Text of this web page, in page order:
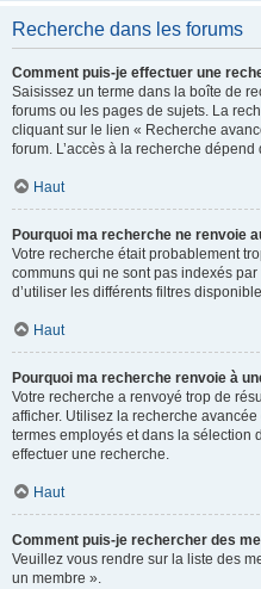
Recherche dans les forums
Comment puis-je effectuer une
Saisissez un terme dans la boîte de
forums ou les pages de sujets. La
cliquant sur le lien « Recherche
forum. L’accès à la recherche dépend
Haut
Pourquoi ma recherche ne renvoie
Votre recherche était probablement
communs qui ne sont pas indexés
d’utiliser les différents filtres
Haut
Pourquoi ma recherche renvoie à
Votre recherche a renvoyé trop de
afficher. Utilisez la recherche
termes employés et dans la sélection
effectuer une recherche.
Haut
Comment puis-je rechercher des
Veuillez vous rendre sur la liste des
un membre ».